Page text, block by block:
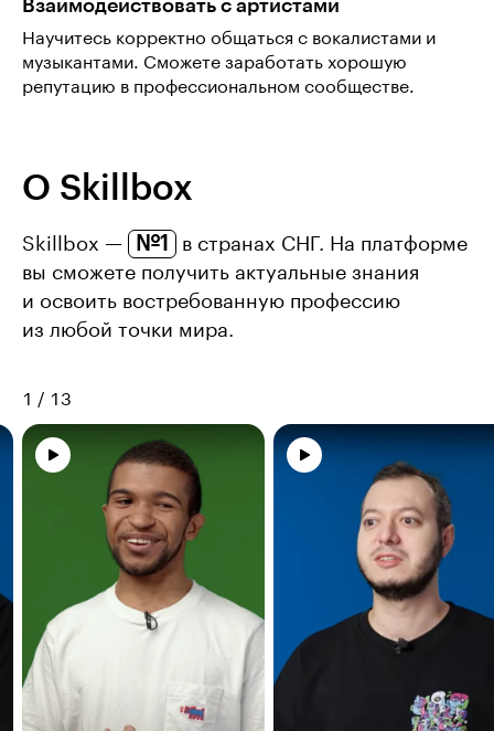
Взаимодействовать с артистами
Научитесь корректно общаться с вокалистами и
музыкантами. Сможете заработать хорошую
репутацию в профессиональном сообществе.
О Skillbox
Skillbox — №1
в странах СНГ. На платформе
вы сможете получить актуальные знания
и освоить востребованную профессию
из любой точки мира.
1 / 13